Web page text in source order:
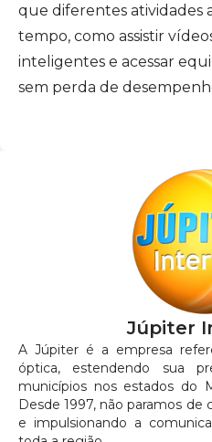
que diferentes atividades
tempo, como assistir
inteligentes e acessar
sem perda de
Júpiter
A Júpiter é a empresa
óptica, estendendo sua
municípios nos estados do
Desde 1997, não paramos de
e impulsionando a